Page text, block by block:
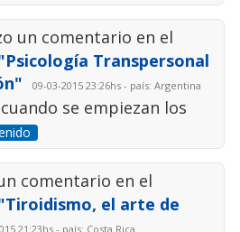
un comentario en el
Transpersonal
09-03-2015 23:26hs - país: Argentina
se empiezan los
comentario en el
el arte de
21:23hs - país: Costa Rica